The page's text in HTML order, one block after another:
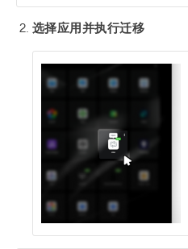
选择应用并执行迁移